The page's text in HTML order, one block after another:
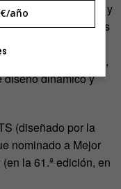
de marketing y
de los álbumes
¿Ejemplo? El
diseñó Paper Press),
diseño dinámico y
(diseñado por la
nominado a Mejor
la 61.ª edición, en
año